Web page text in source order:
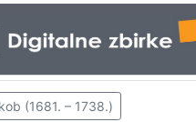
(1681. – 1738.)